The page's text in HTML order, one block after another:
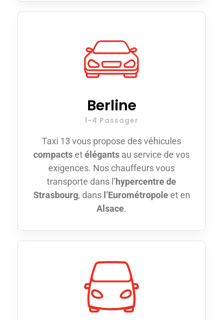
Berline
1-4 Passager
Taxi 13 vous propose des véhicules
compactsetélégants au service de vos
exigences. Nos chauffeurs vous
transporte dans l’hypercentre de
Strasbourg, dans l’Eurométropoleet en
Alsace.